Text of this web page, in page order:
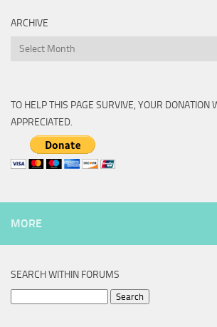
ARCHIVE
Archive
TO HELP THIS PAGE SURVIVE, YOUR DONATION
APPRECIATED.
MORE
SEARCH WITHIN FORUMS